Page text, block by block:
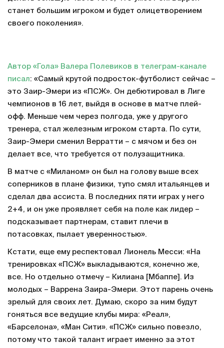
станет большим игроком и будет олицетворением
своего поколения».
Автор «Гола» Валера Полевиков в телеграм-канале
писал: «Самый крутой подросток-футболист сейчас –
это Заир-Эмери из «ПСЖ». Он дебютировал в Лиге
чемпионов в 16 лет, выйдя в основе в матче плей-
офф. Меньше чем через полгода, уже у другого
тренера, стал железным игроком старта. По сути,
Заир-Эмери сменил Верратти – с мячом и без он
делает все, что требуется от полузащитника.
В матче с «Миланом» он был на голову выше всех
соперников в плане физики, тупо смял итальянцев и
сделал два ассиста. В последних пяти играх у него
2+4, и он уже проявляет себя на поле как лидер –
подсказывает партнерам, ставит плечи в
потасовках, пылает уверенностью».
Кстати, еще ему респектовал Лионель Месси: «На
тренировках «ПСЖ» выкладываются, конечно же,
все. Но отдельно отмечу – Килиана [Мбаппе]. Из
молодых – Варрена Заира-Эмери. Этот парень очень
зрелый для своих лет. Думаю, скоро за ним будут
гоняться все ведущие клубы мира: «Реал»,
«Барселона», «Ман Сити». «ПСЖ» сильно повезло,
потому что такой талант играет именно за этот